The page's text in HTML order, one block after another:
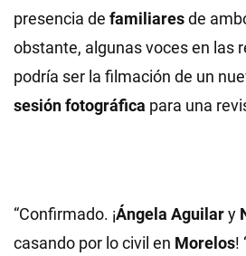
presencia de familiaresde
obstante, algunas voces en las
podría ser la filmación de un
sesión fotográfica para una
“Confirmado. ¡Ángela Aguilary
casando por lo civil en Morelos!